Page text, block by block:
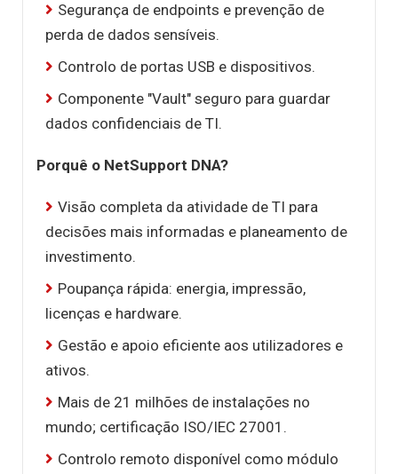
Segurança de endpoints e prevenção de
perda de dados sensíveis.
Controlo de portas USB e dispositivos.
Componente "Vault" seguro para guardar
dados confidenciais de TI.
Porquê o NetSupport DNA?
Visão completa da atividade de TI para
decisões mais informadas e planeamento de
investimento.
Poupança rápida: energia, impressão,
licenças e hardware.
Gestão e apoio eficiente aos utilizadores e
ativos.
Mais de 21 milhões de instalações no
mundo; certificação ISO/IEC 27001.
Controlo remoto disponível como módulo